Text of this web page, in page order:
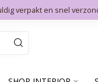
verpakt en snel